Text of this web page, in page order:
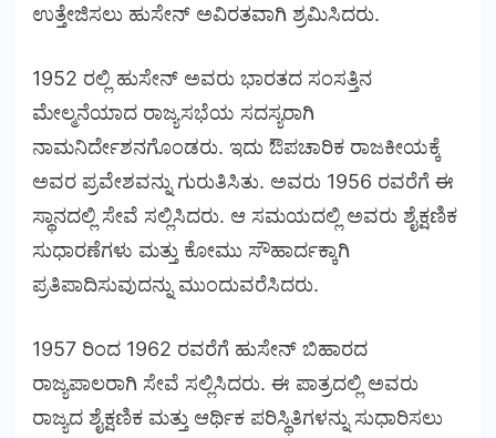
ಉತ್ತೇಜಿಸಲು ಹುಸೇನ್ ಅವಿರತವಾಗಿ ಶ್ರಮಿಸಿದರು.
1952 ರಲ್ಲಿ ಹುಸೇನ್ ಅವರು ಭಾರತದ ಸಂಸತ್ತಿನ
ಮೇಲ್ಮನೆಯಾದ ರಾಜ್ಯಸಭೆಯ ಸದಸ್ಯರಾಗಿ
ನಾಮನಿರ್ದೇಶನಗೊಂಡರು. ಇದು ಔಪಚಾರಿಕ ರಾಜಕೀಯಕ್ಕೆ
ಅವರ ಪ್ರವೇಶವನ್ನು ಗುರುತಿಸಿತು. ಅವರು 1956 ರವರೆಗೆ ಈ
ಸ್ಥಾನದಲ್ಲಿ ಸೇವೆ ಸಲ್ಲಿಸಿದರು. ಆ ಸಮಯದಲ್ಲಿ ಅವರು ಶೈಕ್ಷಣಿಕ
ಸುಧಾರಣೆಗಳು ಮತ್ತು ಕೋಮು ಸೌಹಾರ್ದಕ್ಕಾಗಿ
ಪ್ರತಿಪಾದಿಸುವುದನ್ನು ಮುಂದುವರೆಸಿದರು.
1957 ರಿಂದ 1962 ರವರೆಗೆ ಹುಸೇನ್ ಬಿಹಾರದ
ರಾಜ್ಯಪಾಲರಾಗಿ ಸೇವೆ ಸಲ್ಲಿಸಿದರು. ಈ ಪಾತ್ರದಲ್ಲಿ ಅವರು
ರಾಜ್ಯದ ಶೈಕ್ಷಣಿಕ ಮತ್ತು ಆರ್ಥಿಕ ಪರಿಸ್ಥಿತಿಗಳನ್ನು ಸುಧಾರಿಸಲು